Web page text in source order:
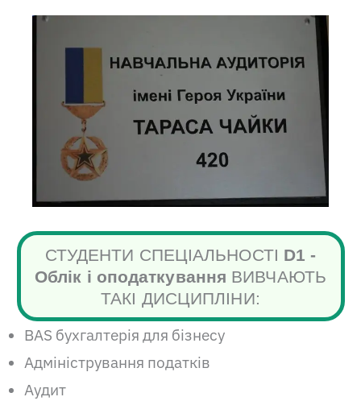
СТУДЕНТИ СПЕЦІАЛЬНОСТІ D1 -
Облік і оподаткування ВИВЧАЮТЬ
ТАКІ ДИСЦИПЛІНИ:
BAS бухгалтерія для бізнесу
Адміністрування податків
Аудит